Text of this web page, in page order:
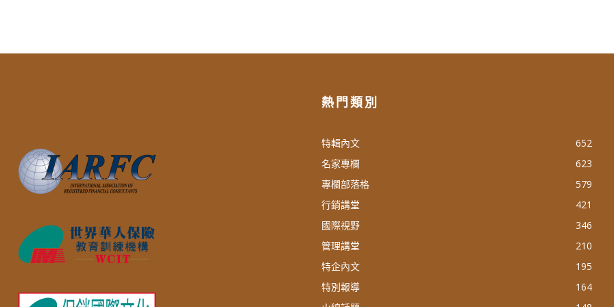
熱門類別
特輯內文
652
名家專欄
623
專欄部落格
579
行銷講堂
421
國際視野
346
管理講堂
210
特企內文
195
特別報導
164